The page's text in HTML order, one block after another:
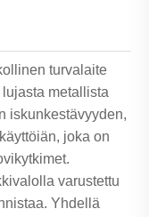
turvalaite
metallista
iskunkestävyyden,
joka on
varustettu
Yhdellä